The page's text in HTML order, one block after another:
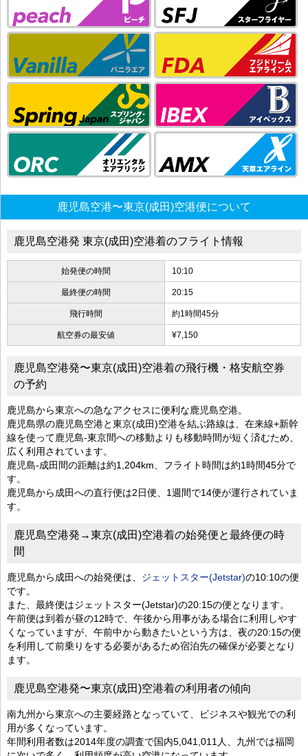
鹿児島空港〜東京(成田)空港便について
鹿児島空港発 東京(成田)空港着のフライト情報
始発便の時間 10:10
最終便の時間 20:15
飛行時間 約1時間45分
航空券の最安値 ¥7,150
鹿児島空港発〜東京(成田)空港着の飛行機・格安航空券
の予約
鹿児島から東京への急なアクセスに便利な鹿児島空港。
鹿児島県の鹿児島空港と東京(成田)空港を結ぶ路線は、在来線+新幹
線を使って鹿児島-東京間への移動よりも移動時間が短く済むため、
広く利用されています。
鹿児島-成田間の距離は約1,204km、フライト時間は約1時間45分で
す。
鹿児島から成田への直行便は2日便、1週間で14便が運行されていま
す。
鹿児島空港発→東京(成田)空港着の始発便と最終便の時
間
鹿児島から成田への始発便は、 ジェットスター(Jetstar)の10:10の便
です。
また、最終便はジェットスター(Jetstar)の20:15の便となります。
午前便は到着が昼の12時で、午後から用事がある場合に利用しやす
くなっていますが、午前中から動きたいという方は、夜の20:15の便
を利用して前乗りをする必要があるため宿泊先の確保が必要となり
ます。
鹿児島空港発〜東京(成田)空港着の利用者の傾向
南九州から東京への主要経路となっていて、ビジネスや観光での利
用が多くなっています。
年間利用者数は2014年度の調査で国内5,041,011人、九州では福岡